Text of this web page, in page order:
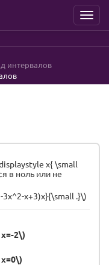
Menu
интервалов
x{ \small
в ноль или не
x+3)x}{\small .}\)
2\)